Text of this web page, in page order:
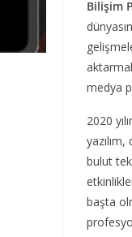
Bilişim
medya
2020
bulut
başta